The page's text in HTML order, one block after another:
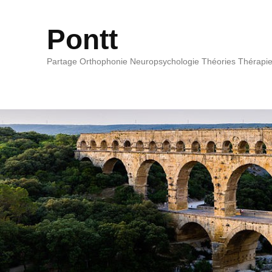
Pontt
Partage Orthophonie Neuropsychologie Théories